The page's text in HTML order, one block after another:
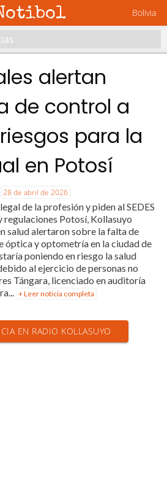
Bolivia
alertan
de control a
para la
en Potosí
28 de abril de 2026
de la profesión y piden al SEDES
regulaciones Potosí, Kollasuyo
salud alertaron sobre la falta de
óptica y optometría en la ciudad de
poniendo en riesgo la salud
al ejercicio de personas no
Tángara, licenciado en auditoría
+ Leer noticia completa
EN RADIO KOLLASUYO